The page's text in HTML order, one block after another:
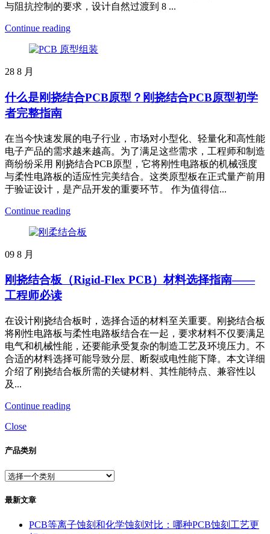
与阻抗控制的要求，设计自然过渡到 8 ...
Continue reading
28 8 月
什么是刚挠结合PCB原型？刚挠结合PCB原型初学
者完整指南
在当今快速发展的电子行业，市场对小型化、轻量化和高性能
电子产品的需求越来越高。为了满足这些需求，工程师和制造
商纷纷采用 刚挠结合PCB原型，它将刚性电路板的机械强度
与柔性电路板的适应性完美结合。这类原型板在正式量产前用
于验证设计，是产品开发的重要环节。 作为值得信...
Continue reading
09 8 月
刚挠结合板（Rigid-Flex PCB）材料选择指南——
工程师必读
在设计刚挠结合板时，选择合适的材料至关重要。刚挠结合板
将刚性电路板与柔性电路板结合在一起，要求材料不仅要满足
电气和机械性能，还要能承受复杂的制造工艺及环境压力。不
合适的材料选择可能导致分层、断裂或电性能下降。本文详细
介绍了刚挠结合板所需的关键材料、其性能特点、兼容性以
及...
Continue reading
Close
产品类别
最新文章
PCB等离子蚀刻和化学蚀刻对比：哪种PCB蚀刻工艺更